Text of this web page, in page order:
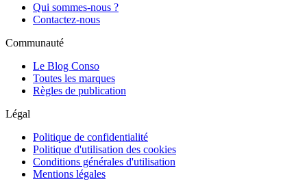
Qui sommes-nous ?
Contactez-nous
Communauté
Le Blog Conso
Toutes les marques
Règles de publication
Légal
Politique de confidentialité
Politique d'utilisation des cookies
Conditions générales d'utilisation
Mentions légales